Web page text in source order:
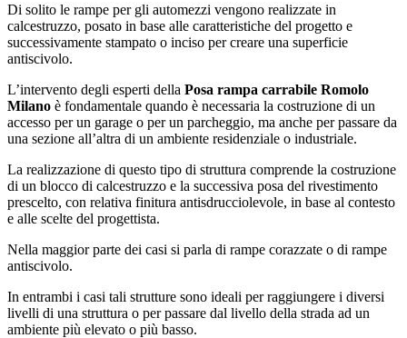
Di solito le rampe per gli automezzi vengono realizzate in
calcestruzzo, posato in base alle caratteristiche del progetto e
successivamente stampato o inciso per creare una superficie
antiscivolo.
L’intervento degli esperti della Posa rampa carrabile Romolo
Milano è fondamentale quando è necessaria la costruzione di un
accesso per un garage o per un parcheggio, ma anche per passare da
una sezione all’altra di un ambiente residenziale o industriale.
La realizzazione di questo tipo di struttura comprende la costruzione
di un blocco di calcestruzzo e la successiva posa del rivestimento
prescelto, con relativa finitura antisdrucciolevole, in base al contesto
e alle scelte del progettista.
Nella maggior parte dei casi si parla di rampe corazzate o di rampe
antiscivolo.
In entrambi i casi tali strutture sono ideali per raggiungere i diversi
livelli di una struttura o per passare dal livello della strada ad un
ambiente più elevato o più basso.